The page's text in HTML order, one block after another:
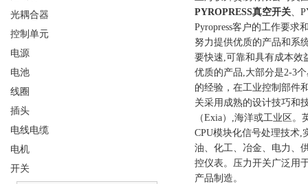
PYROPRESS真空开关、
Pyropress客户的工作要求
努力提供优质的产品和系
要快速,可靠和具有成本效
优质的产品,大部分是2-3
的经验，在工业控制部件
关采用成熟的设计技巧和
（Exia）,海洋或工业区
CPU模块化信号处理技术,
油、化工、冶金、电力、
控仪表。压力开关广泛用
产品制造。
光耦合器
控制单元
电源
电池
线圈
插头
电线电缆
电机
开关